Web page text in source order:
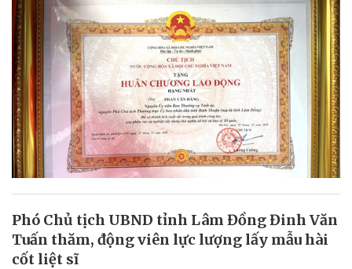
Phó Chủ tịch UBND tỉnh Lâm Đồng Đinh Văn
Tuấn thăm, động viên lực lượng lấy mẫu hài
cốt liệt sĩ